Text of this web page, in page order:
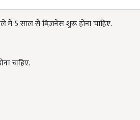
5 साल से बिज़नेस शुरू होना चाहिए.
चाहिए.